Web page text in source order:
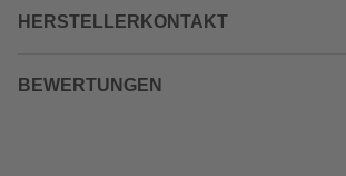
HERSTELLERKONTAKT
BEWERTUNGEN